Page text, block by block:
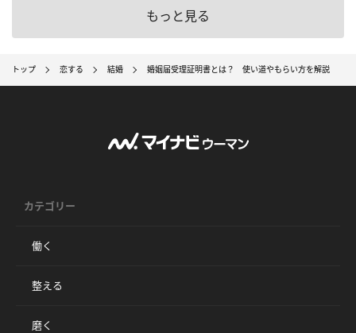
もっと見る
トップ 恋する 結婚 婚姻届受理証明書とは？ 使い道やもらい方を解説
カテゴリー
働く
整える
磨く